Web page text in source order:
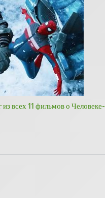
всех 11 фильмов о Человеке-